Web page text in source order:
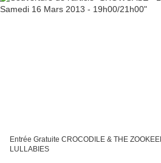
Entrée Gratuite CROCODILE & THE
LULLABIES